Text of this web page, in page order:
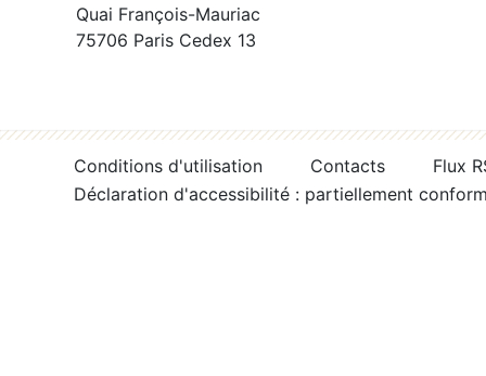
Quai François-Mauriac
75706 Paris Cedex 13
Conditions d'utilisation Contacts
Flux
Déclaration d'accessibilité : partiellement